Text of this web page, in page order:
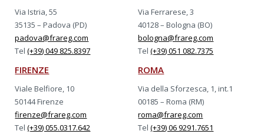
Via Istria, 55
35135 – Padova (PD)
padova@frareg.com
Tel(+39) 049 825.8397
Via Ferrarese, 3
40128 – Bologna (BO)
bologna@frareg.com
Tel(+39) 051 082.7375
FIRENZE
Viale Belfiore, 10
50144 Firenze
firenze@frareg.com
Tel(+39) 055.0317.642
ROMA
Via della Sforzesca, 1, int.1
00185 – Roma (RM)
roma@frareg.com
Tel(+39) 06 9291.7651